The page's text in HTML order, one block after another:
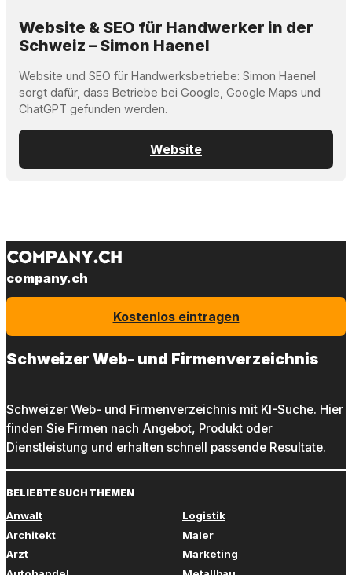
Website & SEO für Handwerker in der
Schweiz – Simon Haenel
Website und SEO für Handwerksbetriebe: Simon Haenel
sorgt dafür, dass Betriebe bei Google, Google Maps und
ChatGPT gefunden werden.
Website
company.ch
Kostenlos eintragen
Schweizer Web- und Firmenverzeichnis
Schweizer Web- und Firmenverzeichnis mit KI-Suche. Hier
finden Sie Firmen nach Angebot, Produkt oder
Dienstleistung und erhalten schnell passende Resultate.
BELIEBTE SUCHTHEMEN
Anwalt
Architekt
Arzt
Logistik
Maler
Marketing